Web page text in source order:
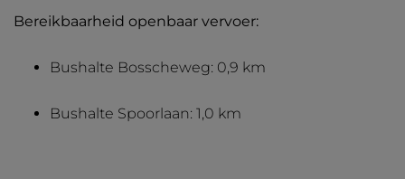
Bereikbaarheid openbaar vervoer:
Bushalte Bosscheweg: 0,9 km
Bushalte Spoorlaan: 1,0 km